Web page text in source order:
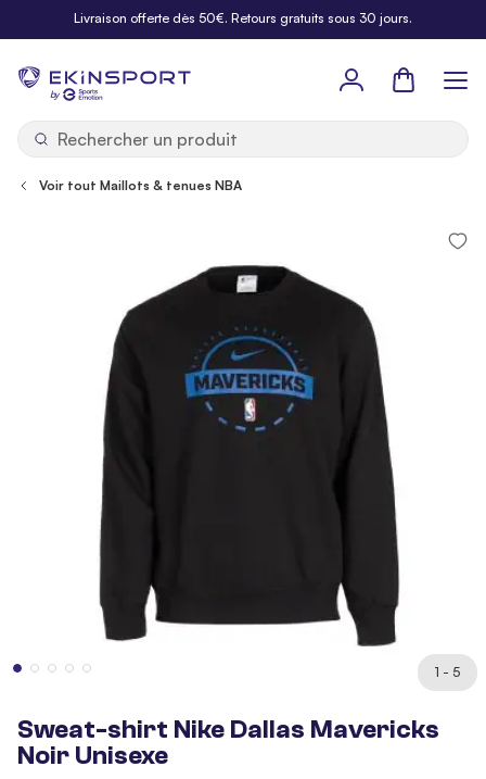
Allez au contenuLivraison offerte dès 50€. Retours gratuits sous 30 jours.
by
Panier
Voir tout Maillots & tenues NBA
1 - 5
Sweat-shirt Nike Dallas Mavericks
Noir Unisexe